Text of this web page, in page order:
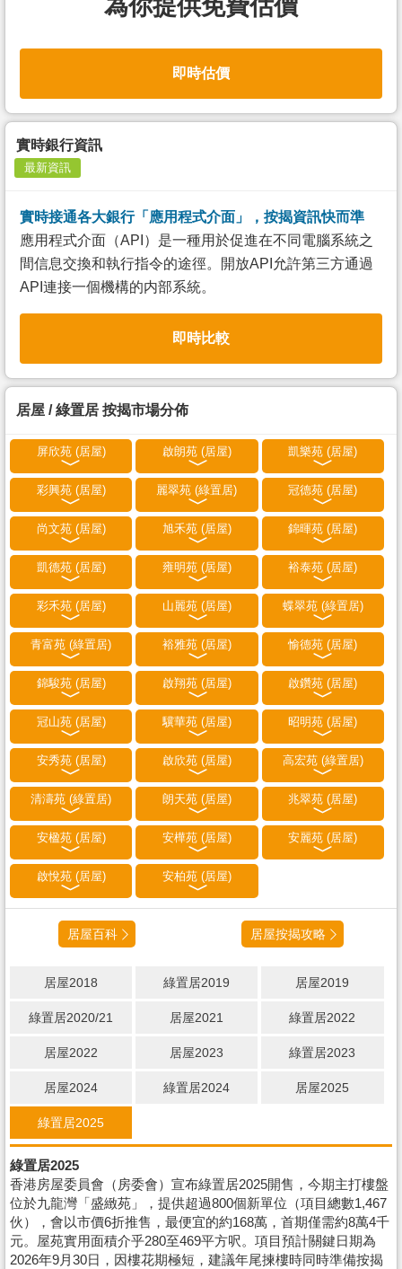
為你提供免費估價
即時估價
實時銀行資訊
最新資訊
實時接通各大銀行「應用程式介面」，按揭資訊快而準
應用程式介面（API）是一種用於促進在不同電腦系統之
間信息交換和執行指令的途徑。開放API允許第三方通過
API連接一個機構的内部系統。
即時比較
居屋 / 綠置居 按揭市場分佈
屏欣苑 (居屋) 啟朗苑 (居屋) 凱樂苑 (居屋)
彩興苑 (居屋) 麗翠苑 (綠置居) 冠德苑 (居屋)
尚文苑 (居屋) 旭禾苑 (居屋) 錦暉苑 (居屋)
凱德苑 (居屋) 雍明苑 (居屋) 裕泰苑 (居屋)
彩禾苑 (居屋) 山麗苑 (居屋) 蝶翠苑 (綠置居)
青富苑 (綠置居) 裕雅苑 (居屋) 愉德苑 (居屋)
錦駿苑 (居屋) 啟翔苑 (居屋) 啟鑽苑 (居屋)
冠山苑 (居屋) 驥華苑 (居屋) 昭明苑 (居屋)
安秀苑 (居屋) 啟欣苑 (居屋) 高宏苑 (綠置居)
清濤苑 (綠置居) 朗天苑 (居屋) 兆翠苑 (居屋)
安楹苑 (居屋) 安樺苑 (居屋) 安麗苑 (居屋)
啟悅苑 (居屋) 安柏苑 (居屋)
居屋百科 居屋按揭攻略
居屋2018 綠置居2019 居屋2019
綠置居2020/21 居屋2021 綠置居2022
居屋2022 居屋2023 綠置居2023
居屋2024 綠置居2024 居屋2025
綠置居2025
綠置居2025
香港房屋委員會（房委會）宣布綠置居2025開售，今期主打樓盤
位於九龍灣「盛緻苑」，提供超過800個新單位（項目總數1,467
伙），會以市價6折推售，最便宜的約168萬，首期僅需約8萬4千
元。屋苑實用面積介乎280至469平方呎。項目預計關鍵日期為
2026年9月30日，因樓花期極短，建議年尾揀樓時同時準備按揭